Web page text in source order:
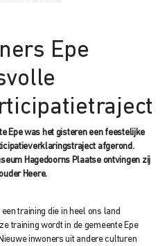
Epe
Epe was het gisteren een feestelijke
afgerond.
Hagedoorns Plaatse ontvingen zij
Heere.
training die in heel ons land
training wordt in de gemeente Epe
inwoners uit andere culturen